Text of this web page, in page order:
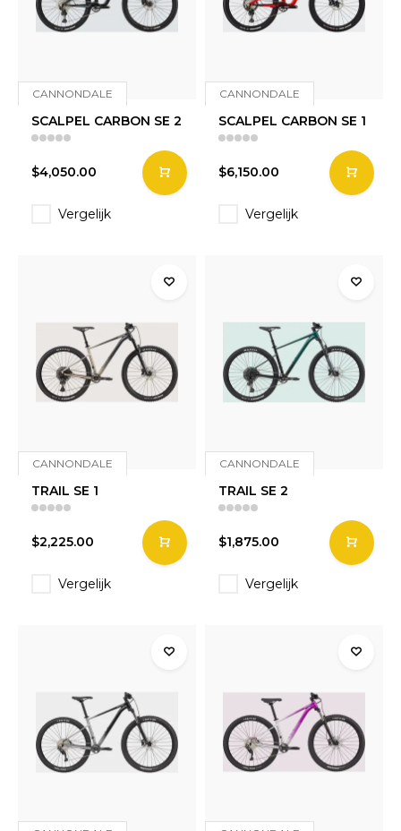
CANNONDALE
SCALPEL CARBON SE 2
$4,050.00
Vergelijk
CANNONDALE
SCALPEL CARBON SE 1
$6,150.00
Vergelijk
CANNONDALE
TRAIL SE 1
$2,225.00
Vergelijk
CANNONDALE
TRAIL SE 2
$1,875.00
Vergelijk